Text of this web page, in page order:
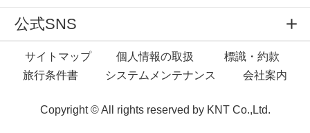
公式SNS
サイトマップ 個人情報の取扱
標識・約款
旅行条件書
システムメンテナンス 会社案内
Copyright © All rights reserved by KNT Co.,Ltd.